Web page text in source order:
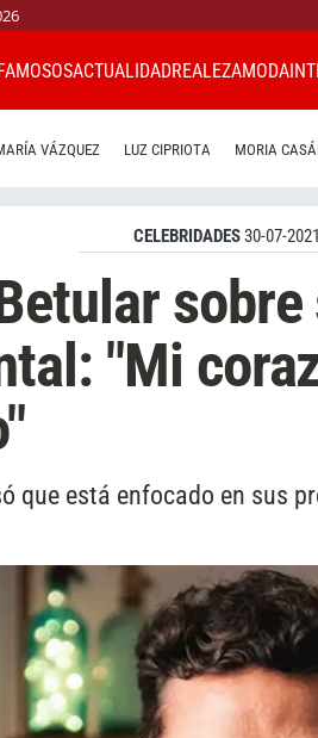
ACTUALIDADREALEZAMODA
VÁZQUEZ LUZ CIPRIOTA MORIA
CELEBRIDADES30-07-
"Mi
que está enfocado en sus